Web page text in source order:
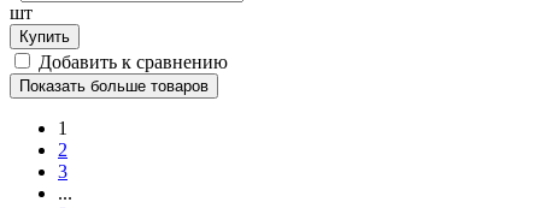
шт
Купить
Добавить к сравнению
Показать больше товаров
1
2
3
...